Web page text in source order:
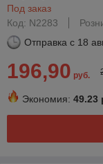
Под заказ
Код: N2283
Отправка с 18
196,90 руб.
Экономия: 49.23